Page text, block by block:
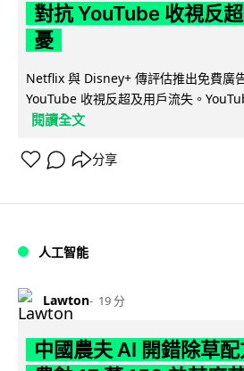
對抗 YouTube 收視反
憂
Netflix 與 Disney+ 傳評估推出免費廣
YouTube 收視反超及用戶流失。
閱讀全文
分享
人工智能
Lawton 19 分
中國農夫 AI 開錯除草